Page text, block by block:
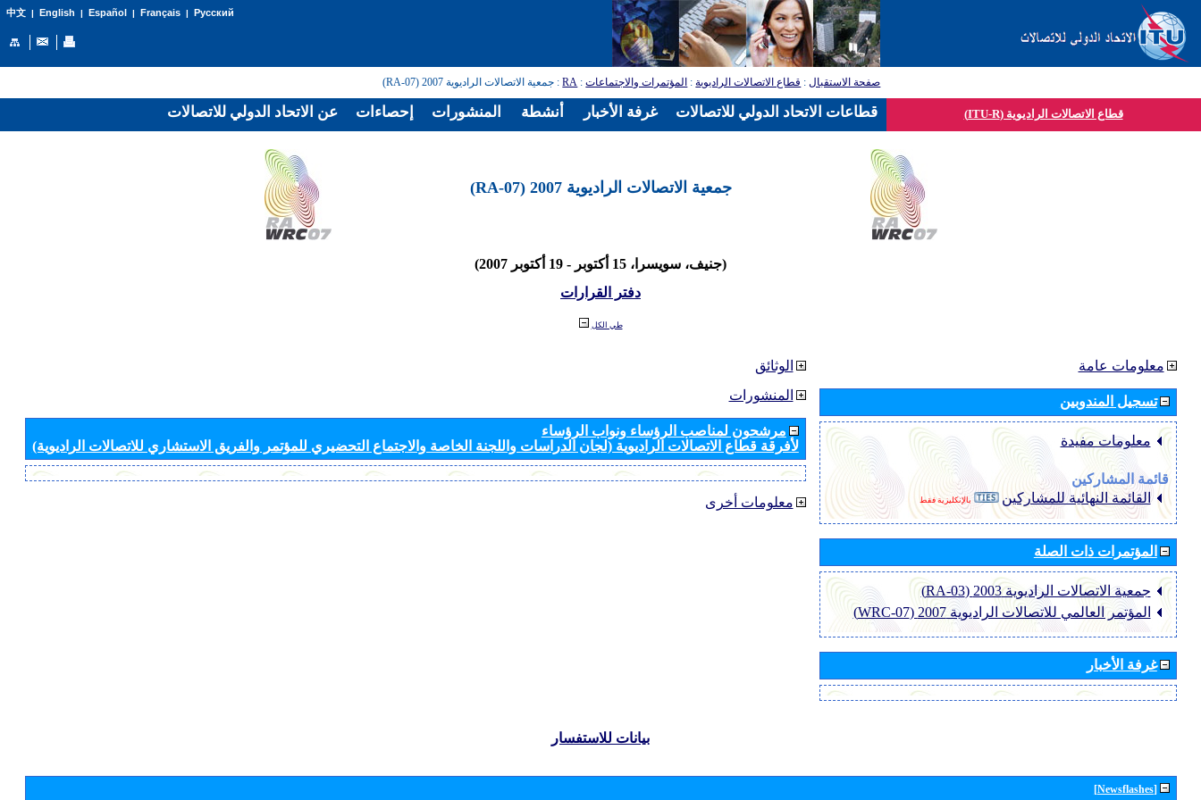
中文| English | Español | Français| Русский
صفحة الاستقبال: قطاع الاتصالات الراديوية: المؤتمرات والاجتماعات:
RA: جمعية الاتصالات الراديوية 2007 (RA-07)
قطاع الاتصالات الراديوية (ITU-R)
جمعية الاتصالات الراديوية 2007 (RA-07)
(جنيف، سويسرا، 15 أكتوبر - 19 أكتوبر 2007)
دفتر القرارات
طي الكل
الوثائق
المنشورات
مرشحون لمناصب الرؤساء ونواب الرؤساء
لأفرقة قطاع الاتصالات الراديوية (لجان الدراسات واللجنة الخاصة والاجتماع التحضيري للمؤتمر والفريق الاستشاري للاتصالات الراديوية)
معلومات أخرى
معلومات عامة
تسجيل المندوبين
معلومات مفيدة
قائمة المشاركين
القائمة النهائية للمشاركين
بالإنكليزية فقط
المؤتمرات ذات الصلة
جمعية الاتصالات الراديوية 2003 (RA-03)
المؤتمر العالمي للاتصالات الراديوية 2007 (WRC-07)
غرفة الأخبار
بيانات للاستفسار
[Newsflashes]
عن الاتحاد الدولي للاتصالات إحصاءات المنشورات أنشطة غرفة الأخبار قطاعات الاتحاد الدولي للاتصالات